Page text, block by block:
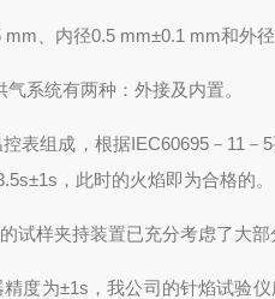
、内径0.5 mm±0.1 mm和外
气系统有两种：外接及内置。
控表组成，根据IEC60695－11－5
，此时的火焰即为合格的。
的试样夹持装置已充分考虑了大部
度为±1s，我公司的针焰试验仪